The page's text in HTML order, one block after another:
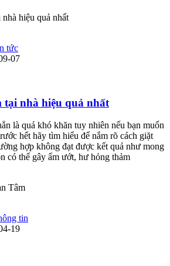
tức
07
tại nhà hiệu quả nhất
là quá khó khăn tuy nhiên nếu bạn muốn
hết hãy tìm hiểu để nắm rõ cách giặt
hợp không đạt được kết quả như mong
có thể gây ẩm ướt, hư hỏng thảm
tin
19